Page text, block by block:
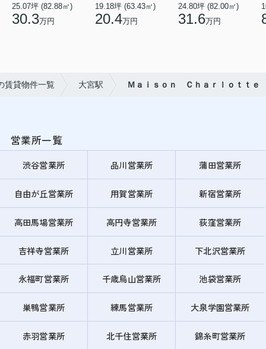
25.07坪 (82.88㎡)
30.3万円
19.18坪 (63.43㎡)
20.4万円
24.80坪 (82.00㎡)
31.6万円
賃貸物件一覧 大宮駅 Ｍａｉｓｏｎ Ｃｈａｒｌｏｔｔｅ
営業所一覧
渋谷営業所 品川営業所 蒲田営業所
自由が丘営業所 用賀営業所 新宿営業所
高田馬場営業所 高円寺営業所 荻窪営業所
吉祥寺営業所 立川営業所 下北沢営業所
永福町営業所 千歳烏山営業所 池袋営業所
巣鴨営業所 練馬営業所 大泉学園営業所
赤羽営業所 北千住営業所 錦糸町営業所